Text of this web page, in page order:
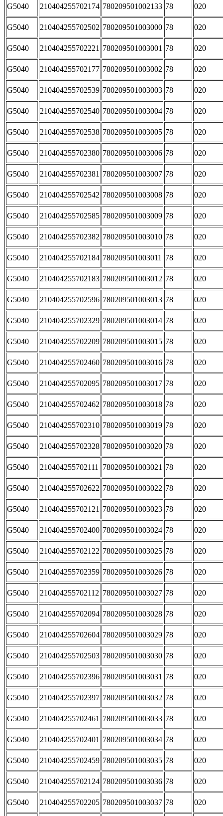
G5040 210404255702174 780209501002133 78 020
G5040 210404255702502 780209501003000 78 020
G5040 210404255702221 780209501003001 78 020
G5040 210404255702177 780209501003002 78 020
G5040 210404255702539 780209501003003 78 020
G5040 210404255702540 780209501003004 78 020
G5040 210404255702538 780209501003005 78 020
G5040 210404255702380 780209501003006 78 020
G5040 210404255702381 780209501003007 78 020
G5040 210404255702542 780209501003008 78 020
G5040 210404255702585 780209501003009 78 020
G5040 210404255702382 780209501003010 78 020
G5040 210404255702184 780209501003011 78 020
G5040 210404255702183 780209501003012 78 020
G5040 210404255702596 780209501003013 78 020
G5040 210404255702329 780209501003014 78 020
G5040 210404255702209 780209501003015 78 020
G5040 210404255702460 780209501003016 78 020
G5040 210404255702095 780209501003017 78 020
G5040 210404255702462 780209501003018 78 020
G5040 210404255702310 780209501003019 78 020
G5040 210404255702328 780209501003020 78 020
G5040 210404255702111 780209501003021 78 020
G5040 210404255702622 780209501003022 78 020
G5040 210404255702121 780209501003023 78 020
G5040 210404255702400 780209501003024 78 020
G5040 210404255702122 780209501003025 78 020
G5040 210404255702359 780209501003026 78 020
G5040 210404255702112 780209501003027 78 020
G5040 210404255702094 780209501003028 78 020
G5040 210404255702604 780209501003029 78 020
G5040 210404255702503 780209501003030 78 020
G5040 210404255702396 780209501003031 78 020
G5040 210404255702397 780209501003032 78 020
G5040 210404255702461 780209501003033 78 020
G5040 210404255702401 780209501003034 78 020
G5040 210404255702459 780209501003035 78 020
G5040 210404255702124 780209501003036 78 020
G5040 210404255702205 780209501003037 78 020